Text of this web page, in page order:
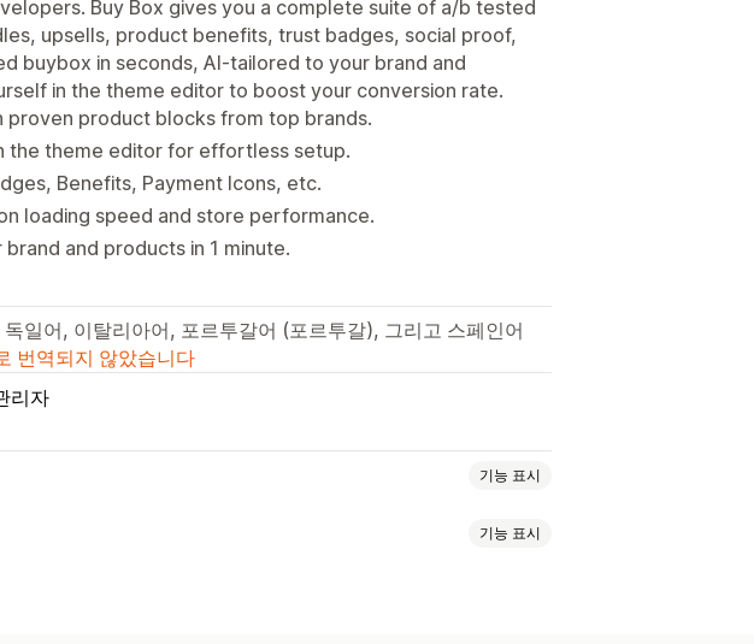
Buy Box gives you a complete suite of a/b tested
upsells, product benefits, trust badges, social proof,
buybox in seconds, AI-tailored to your brand and
in the theme editor to boost your conversion rate.
proven product blocks from top brands.
the theme editor for effortless setup.
Benefits, Payment Icons, etc.
loading speed and store performance.
and products in 1 minute.
일어, 이탈리아어, 포르투갈어 (포르투갈), 그리고 스페인어
번역되지 않았습니다
리자
기능 표시
기능 표시